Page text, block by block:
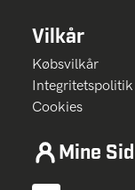
Vilkår
Købsvilkår
Integritetspolitik
Cookies
Mine